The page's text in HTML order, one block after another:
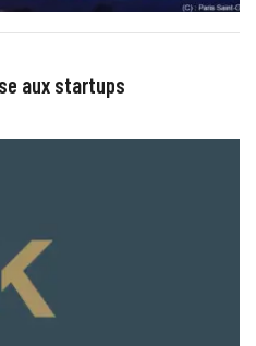
aux startups